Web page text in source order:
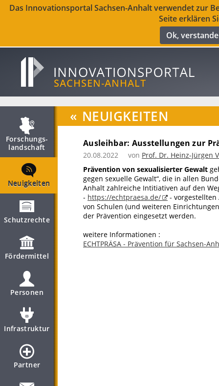
Das Innovationsportal Sachsen-Anhalt verwendet zur
Seite erklären
Ok,
Forschungs­
landschaft
Neuigkeiten
Schutzrechte
Fördermittel
Personen
Infrastruktur
Partner
« NEUIGKEITEN
Ausleihbar: Ausstellungen zur
20.08.2022 von Prof. Dr. Heinz-Jürgen
Prävention von sexualisierter Gewalt
gegen sexuelle Gewalt“, die in allen
Anhalt zahlreiche Intitiativen auf den
- https://echtpraesa.de/
- vorgestellten
von Schulen (und weiteren
der Prävention eingesetzt werden.
weitere Informationen :
ECHTPRÄSA - Prävention für Sachsen-